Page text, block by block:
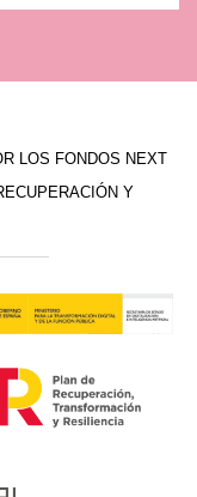
LOS FONDOS NEXT
Y